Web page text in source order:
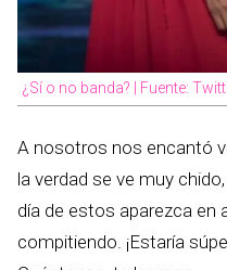
¿Sí o no banda? | Fuente:
A nosotros nos encantó
la verdad se ve muy
día de estos aparezca en
compitiendo. ¡Estaría